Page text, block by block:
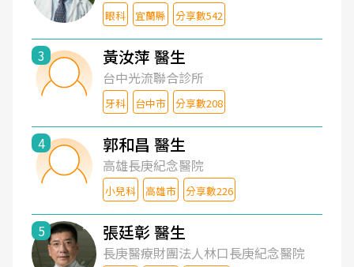
眼科 宜蘭縣 分享數542
3 黃汝萍 醫生
台中光流聯合診所
牙科 台中市 分享數208
4 郭和昌 醫生
高雄長庚紀念醫院
小兒科 高雄市 分享數226
5 張廷彰 醫生
長庚醫療財團法人林口長庚紀念醫院